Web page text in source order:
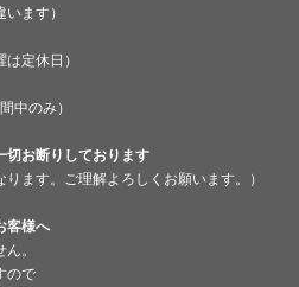
ます）
定休日）
中のみ）
お断りしております
ます。ご理解よろしくお願います。）
客様へ
。
ので